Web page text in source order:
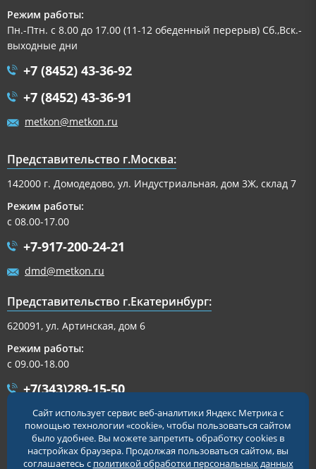
Режим работы:
Пн.-Птн. с 8.00 до 17.00 (11-12 обеденный перерыв) Сб.,Вск.-
выходные дни
+7 (8452) 43-36-92
+7 (8452) 43-36-91
metkon@metkon.ru
Представительство г.Москва:
142000 г. Домодедово, ул. Индустриальная, дом 3Ж, склад 7
Режим работы:
с 08.00-17.00
+7-917-200-24-21
dmd@metkon.ru
Представительство г.Екатеринбург:
620091, ул. Артинская, дом 6
Режим работы:
с 09.00-18.00
+7(343)289-15-50
+7-917-200-32-54
ekb@metkon.ru
Сайт использует сервис веб-аналитики Яндекс Метрика с
помощью технологии «cookie», чтобы пользоваться сайтом
было удобнее. Вы можете запретить обработку cookies в
настройках браузера. Продолжая пользоваться сайтом, вы
соглашаетесь с политикой обработки персональных данных